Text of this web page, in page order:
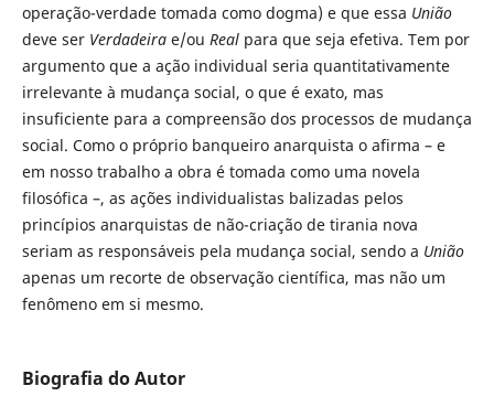
operação-verdade tomada como dogma) e que essa União
deve ser Verdadeirae/ou Realpara que seja efetiva. Tem por
argumento que a ação individual seria quantitativamente
irrelevante à mudança social, o que é exato, mas
insuficiente para a compreensão dos processos de mudança
social. Como o próprio banqueiro anarquista o afirma – e
em nosso trabalho a obra é tomada como uma novela
filosófica –, as ações individualistas balizadas pelos
princípios anarquistas de não-criação de tirania nova
seriam as responsáveis pela mudança social, sendo a União
apenas um recorte de observação científica, mas não um
fenômeno em si mesmo.
Biografia do Autor